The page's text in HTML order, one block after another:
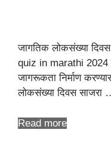
जागतिक लोकसंख्या
quiz in marathi 2024
जागरूकता निर्माण
लोकसंख्या दिवस साजरा
Read more